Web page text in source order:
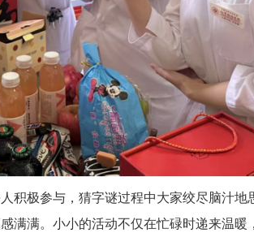
积极参与，猜字谜过程中大家绞尽脑汁地
满满。小小的活动不仅在忙碌时递来温暖